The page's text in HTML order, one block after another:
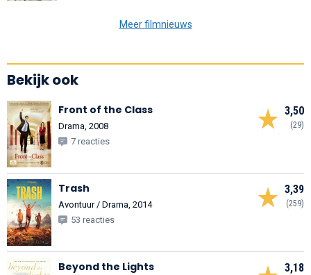
Meer filmnieuws
Bekijk ook
3,50
(29)
Front of the Class
Drama, 2008
7 reacties
3,39
(259)
Trash
Avontuur / Drama, 2014
53 reacties
3,18
Beyond the Lights